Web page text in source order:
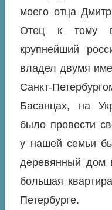
моего отца
Отец к тому
крупнейший
владел двумя
Санкт-
Басанцах, на
было провести
у нашей семьи
деревянный дом
большая
Петербурге.